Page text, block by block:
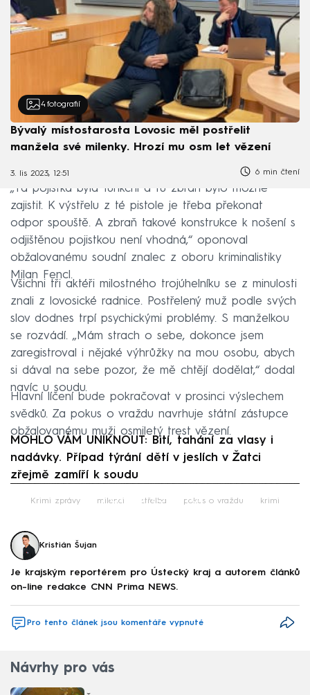
4 fotografií
Bývalý místostarosta Lovosic měl postřelit
manžela své milenky. Hrozí mu osm let vězení
3. lis 2023, 12:51 6 min čtení
„Ta pojistka byla funkční a tu zbraň bylo možné
zajistit. K výstřelu z té pistole je třeba překonat
odpor spouště. A zbraň takové konstrukce k nošení s
odjištěnou pojistkou není vhodná,“ oponoval
obžalovanému soudní znalec z oboru kriminalistiky
Milan Fencl.
Všichni tři aktéři milostného trojúhelníku se z minulosti
znali z lovosické radnice. Postřelený muž podle svých
slov dodnes trpí psychickými problémy. S manželkou
se rozvádí. „Mám strach o sebe, dokonce jsem
zaregistroval i nějaké výhrůžky na mou osobu, abych
si dával na sebe pozor, že mě chtějí dodělat,“ dodal
navíc u soudu.
Hlavní líčení bude pokračovat v prosinci výslechem
svědků. Za pokus o vraždu navrhuje státní zástupce
obžalovanému muži osmiletý trest vězení.
MOHLO VÁM UNIKNOUT: Bití, tahání za vlasy i
nadávky. Případ týrání dětí v jeslích v Žatci
zřejmě zamíří k soudu
Failed to fetch
Krimi zprávy milenci střelba pokus o vraždu krimi
Kristián Šujan
Je krajským reportérem pro Ústecký kraj a autorem článků
on-line redakce CNN Prima NEWS.
Pro tento článek jsou komentáře vypnuté
Návrhy pro vás